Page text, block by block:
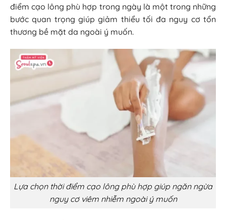
điểm cạo lông phù hợp trong ngày là một trong những
bước quan trọng giúp giảm thiểu tối đa nguy cơ tổn
thương bề mặt da ngoài ý muốn.
Lựa chọn thời điểm cạo lông phù hợp giúp ngăn ngừa
nguy cơ viêm nhiễm ngoài ý muốn